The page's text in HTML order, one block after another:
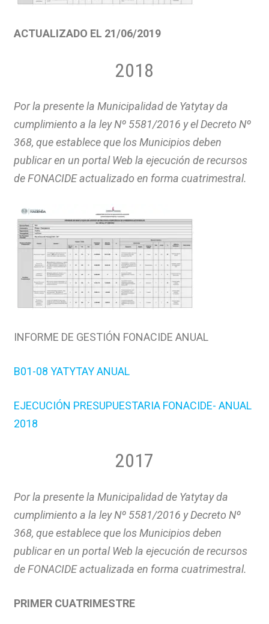
ACTUALIZADO EL 21/06/2019
2018
Por la presente la Municipalidad de Yatytay da
cumplimiento a la ley Nº 5581/2016 y el Decreto Nº
368, que establece que los Municipios deben
publicar en un portal Web la ejecución de recursos
de FONACIDE actualizado en forma cuatrimestral.
INFORME DE GESTIÓN FONACIDE ANUAL
B01-08 YATYTAY ANUAL
EJECUCIÓN PRESUPUESTARIA FONACIDE- ANUAL
2018
2017
Por la presente la Municipalidad de Yatytay da
cumplimiento a la ley Nº 5581/2016 y Decreto Nº
368, que establece que los Municipios deben
publicar en un portal Web la ejecución de recursos
de FONACIDE actualizada en forma cuatrimestral.
PRIMER CUATRIMESTRE